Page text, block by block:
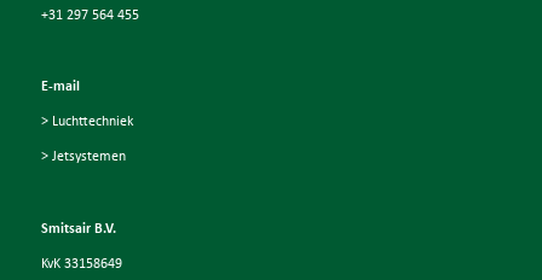
+31 297 564 455
E-mail
> Luchttechniek
> Jetsystemen
Smitsair B.V.
KvK 33158649